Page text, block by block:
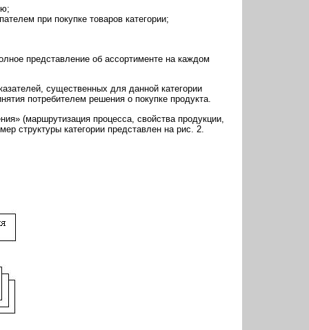
при покупке товаров категории;
представление об ассортименте на каждом
существенных для данной категории
потребителем решения о покупке продукта.
(маршрутизация процесса, свойства продукции,
структуры категории представлен на рис. 2.